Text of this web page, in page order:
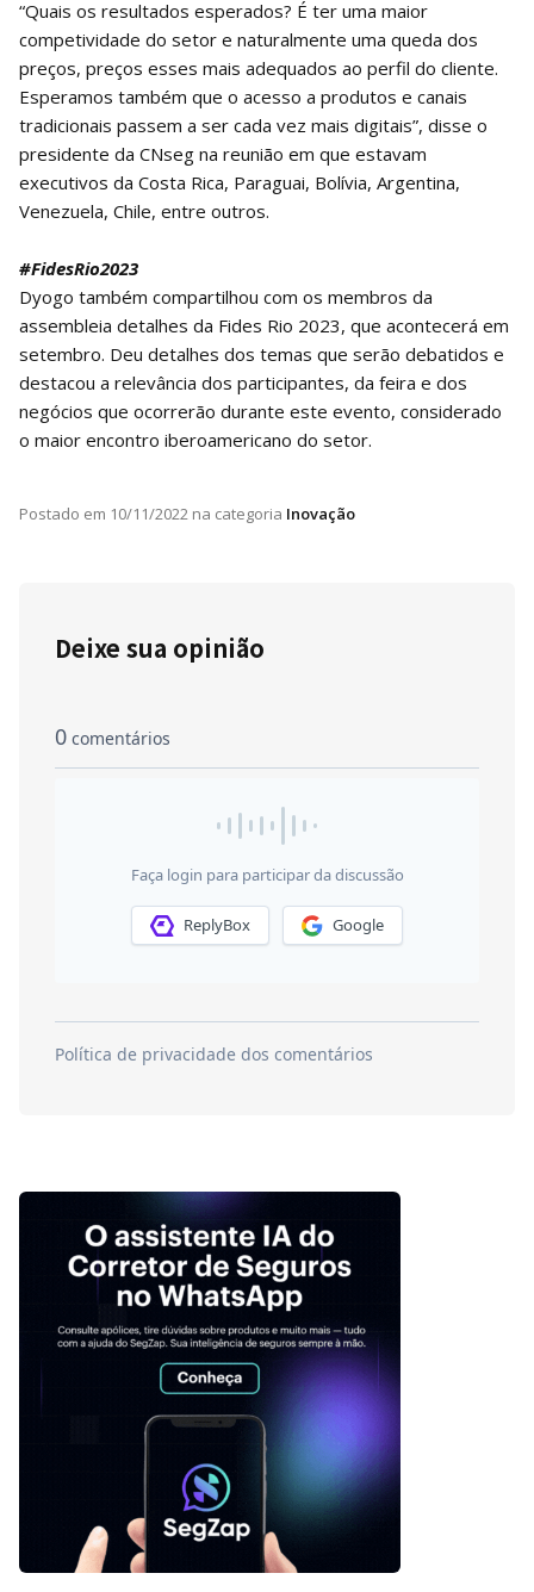
“Quais os resultados esperados? É ter uma maior
competividade do setor e naturalmente uma queda dos
preços, preços esses mais adequados ao perfil do cliente.
Esperamos também que o acesso a produtos e canais
tradicionais passem a ser cada vez mais digitais”, disse o
presidente da CNseg na reunião em que estavam
executivos da Costa Rica, Paraguai, Bolívia, Argentina,
Venezuela, Chile, entre outros.
#FidesRio2023
Dyogo também compartilhou com os membros da
assembleia detalhes da Fides Rio 2023, que acontecerá em
setembro. Deu detalhes dos temas que serão debatidos e
destacou a relevância dos participantes, da feira e dos
negócios que ocorrerão durante este evento, considerado
o maior encontro iberoamericano do setor.
Postado em 10/11/2022 na categoria Inovação
Deixe sua opinião